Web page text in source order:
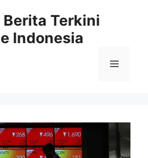
Terkini
Indonesia
Menu